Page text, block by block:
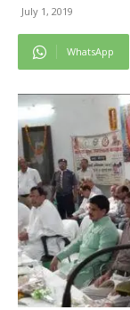
July 1, 2019
WhatsApp